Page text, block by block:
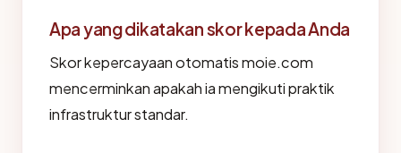
Apa yang dikatakan skor kepada Anda
Skor kepercayaan otomatis moie.com
mencerminkan apakah ia mengikuti praktik
infrastruktur standar.